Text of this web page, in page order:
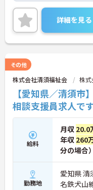
制、年末年始やGWなど
境です。ご興味をお持ち
のポイントをお伝えしま
せくださいませ。
詳細を見る
その他
株式会社清須福祉会 株式
【愛知県／清須
相談支援員求人で
給料
月収 20.0
年収 260
分の場合）
勤務地
愛知県 清
名鉄犬山